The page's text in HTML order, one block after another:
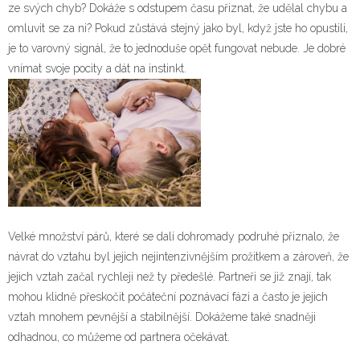
ze svých chyb? Dokáže s odstupem času přiznat, že udělal chybu a
omluvit se za ni? Pokud zůstává stejný jako byl, když jste ho opustili,
je to varovný signál, že to jednoduše opět fungovat nebude. Je dobré
vnímat svoje pocity a dát na instinkt.
Velké množství párů, které se dali dohromady podruhé přiznalo, že
návrat do vztahu byl jejich nejintenzivnějším prožitkem a zároveň, že
jejich vztah začal rychleji než ty předešlé. Partneři se již znají, tak
mohou klidně přeskočit počáteční poznávací fázi a často je jejich
vztah mnohem pevnější a stabilnější. Dokážeme také snadněji
odhadnou, co můžeme od partnera očekávat.